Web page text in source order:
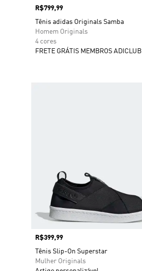
Preço
R$799,99
Tênis adidas Originals Samba
Homem Originals
4 cores
FRETE GRÁTIS MEMBROS ADICLUB
Preço
R$399,99
Tênis Slip-On Superstar
Mulher Originals